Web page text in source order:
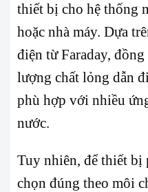
thiết bị cho hệ thống
hoặc nhà máy. Dựa
điện từ Faraday,
lượng chất lỏng dẫn
phù hợp với nhiều
nước.
Tuy nhiên, để thiết bị
chọn đúng theo môi